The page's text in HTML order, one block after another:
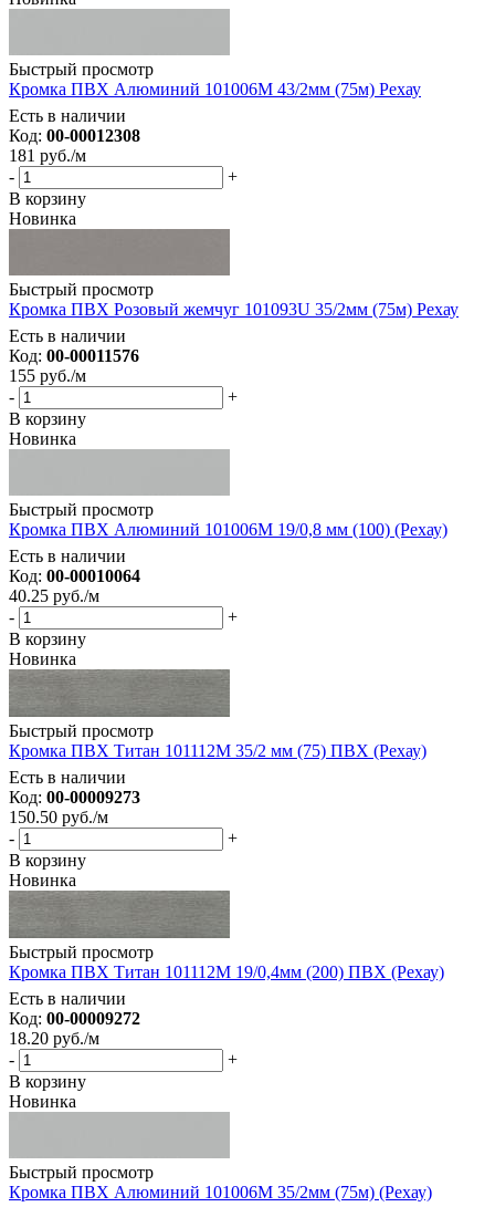
Быстрый просмотр
Кромка ПВХ Алюминий 101006М 43/2мм (75м) Рехау
Есть в наличии
Код: 00-00012308
181 руб./м
-
+
В корзину
Новинка
Быстрый просмотр
Кромка ПВХ Розовый жемчуг 101093U 35/2мм (75м) Рехау
Есть в наличии
Код: 00-00011576
155 руб./м
-
+
В корзину
Новинка
Быстрый просмотр
Кромка ПВХ Алюминий 101006М 19/0,8 мм (100) (Рехау)
Есть в наличии
Код: 00-00010064
40.25 руб./м
-
+
В корзину
Новинка
Быстрый просмотр
Кромка ПВХ Титан 101112M 35/2 мм (75) ПВХ (Рехау)
Есть в наличии
Код: 00-00009273
150.50 руб./м
-
+
В корзину
Новинка
Быстрый просмотр
Кромка ПВХ Титан 101112M 19/0,4мм (200) ПВХ (Рехау)
Есть в наличии
Код: 00-00009272
18.20 руб./м
-
+
В корзину
Новинка
Быстрый просмотр
Кромка ПВХ Алюминий 101006М 35/2мм (75м) (Рехау)